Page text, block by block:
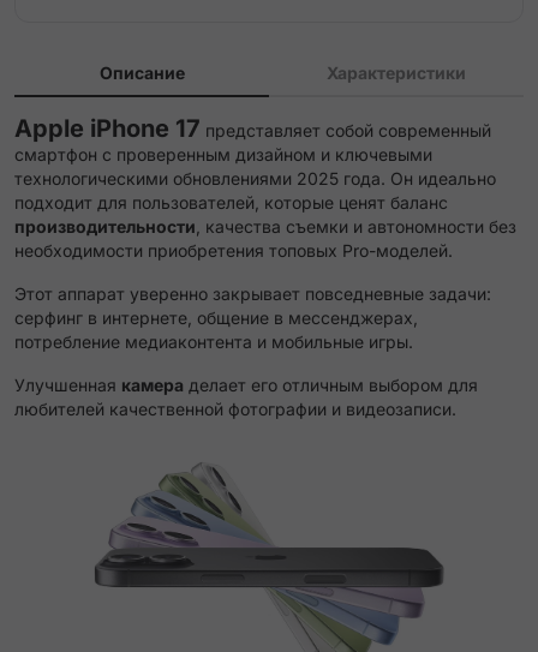
Описание Характеристики
Apple iPhone 17 представляет собой современный
смартфон с проверенным дизайном и ключевыми
технологическими обновлениями 2025 года. Он идеально
подходит для пользователей, которые ценят баланс
производительности , качества съемки и автономности без
необходимости приобретения топовых Pro-моделей.
Этот аппарат уверенно закрывает повседневные задачи:
серфинг в интернете, общение в мессенджерах,
потребление медиаконтента и мобильные игры.
Улучшенная камера делает его отличным выбором для
любителей качественной фотографии и видеозаписи.